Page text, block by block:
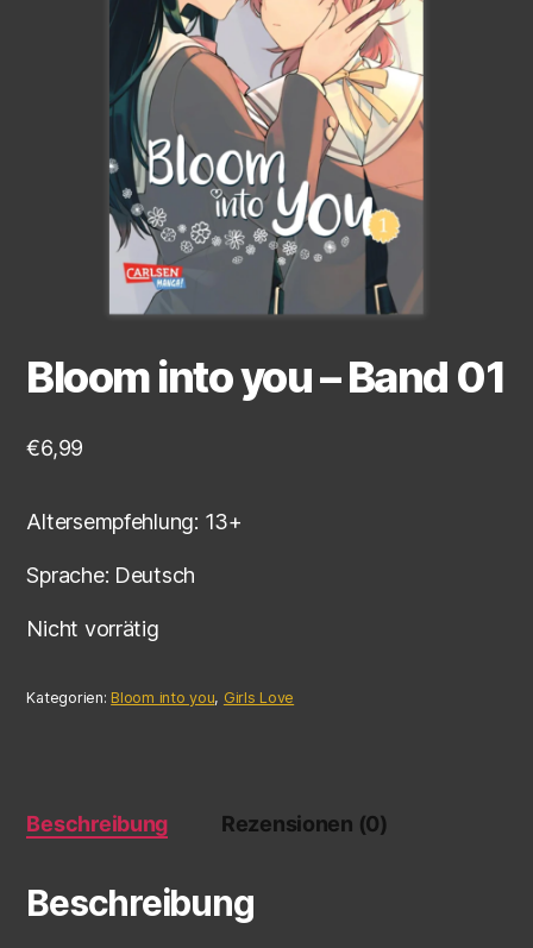
Bloom into you – Band 01
€6,99
Altersempfehlung: 13+
Sprache: Deutsch
Nicht vorrätig
Kategorien: Bloom into you, Girls Love
Beschreibung Rezensionen (0)
Beschreibung